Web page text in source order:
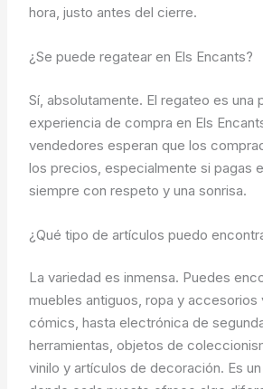
hora, justo antes del cierre.
¿Se puede regatear en Els Encants?
Sí, absolutamente. El regateo es una
experiencia de compra en Els
vendedores esperan que los
los precios, especialmente si pagas
siempre con respeto y una sonrisa.
¿Qué tipo de artículos puedo
La variedad es inmensa. Puedes
muebles antiguos, ropa y accesorios
cómics, hasta electrónica de
herramientas, objetos de
vinilo y artículos de decoración. Es